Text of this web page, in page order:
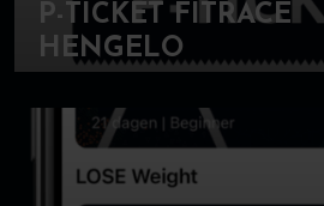
P-TICKET FITRACE
HENGELO